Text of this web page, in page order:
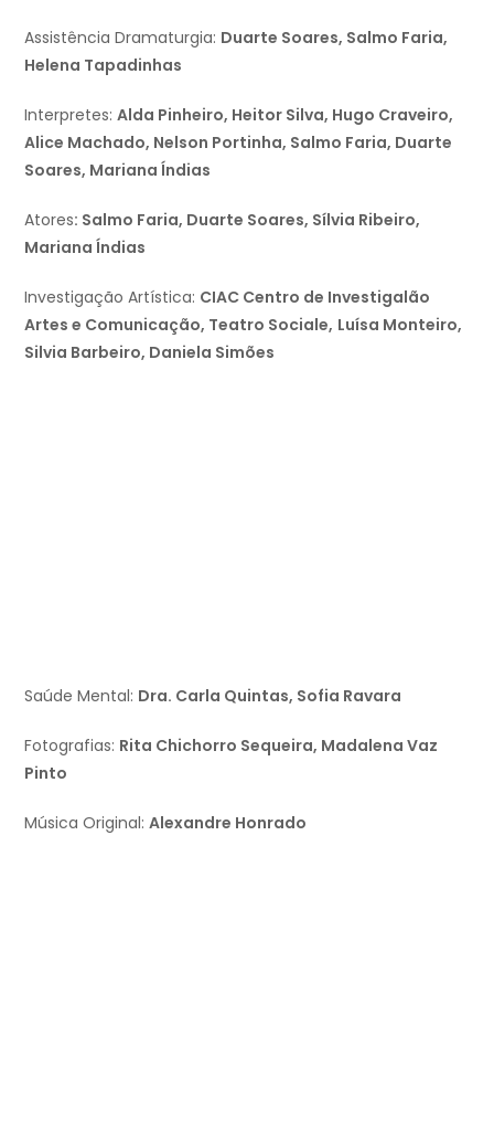
Assistência Dramaturgia: Duarte Soares, Salmo Faria,
Helena Tapadinhas
Interpretes: Alda Pinheiro, Heitor Silva, Hugo Craveiro,
Alice Machado, Nelson Portinha, Salmo Faria, Duarte
Soares, Mariana Índias
Atores: Salmo Faria, Duarte Soares, Sílvia Ribeiro,
Mariana Índias
Investigação Artística: CIAC Centro de Investigalão
Artes e Comunicação, Teatro Sociale, Luísa Monteiro,
Silvia Barbeiro, Daniela Simões
Saúde Mental: Dra. Carla Quintas, Sofia Ravara
Fotografias: Rita Chichorro Sequeira, Madalena Vaz
Pinto
Música Original: Alexandre Honrado